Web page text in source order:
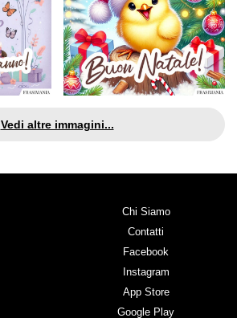
Vedi altre immagini...
Chi Siamo
Contatti
Facebook
Instagram
App Store
Google Play